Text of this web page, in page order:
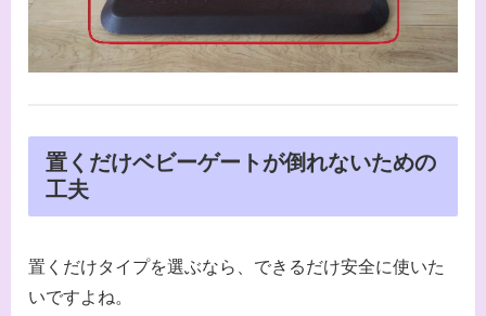
置くだけベビーゲートが倒れないための
工夫
置くだけタイプを選ぶなら、できるだけ安全に使いた
いですよね。